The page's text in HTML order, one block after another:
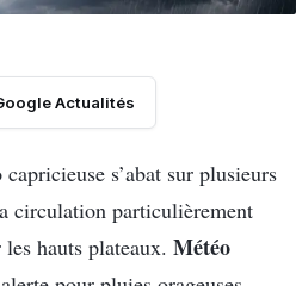
Actualités
s’abat sur plusieurs
circulation particulièrement
hauts plateaux. Météo